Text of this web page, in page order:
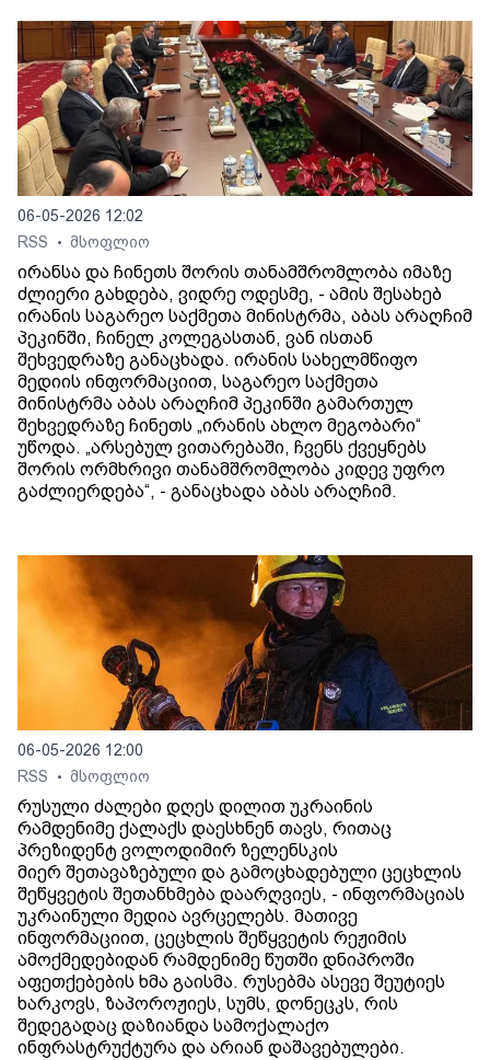
06-05-2026 12:02
RSS
• მსოფლიო
ირანსა და ჩინეთს შორის თანამშრომლობა იმაზე
ძლიერი გახდება, ვიდრე ოდესმე, - ამის შესახებ
ირანის საგარეო საქმეთა მინისტრმა, აბას არაღჩიმ
პეკინში, ჩინელ კოლეგასთან, ვან ისთან
შეხვედრაზე განაცხადა. ირანის სახელმწიფო
მედიის ინფორმაციით, საგარეო საქმეთა
მინისტრმა აბას არაღჩიმ პეკინში გამართულ
შეხვედრაზე ჩინეთს „ირანის ახლო მეგობარი“
უწოდა. „არსებულ ვითარებაში, ჩვენს ქვეყნებს
შორის ორმხრივი თანამშრომლობა კიდევ უფრო
გაძლიერდება“, - განაცხადა აბას არაღჩიმ.
06-05-2026 12:00
RSS
• მსოფლიო
რუსული ძალები დღეს დილით უკრაინის
რამდენიმე ქალაქს დაესხნენ თავს, რითაც
პრეზიდენტ ვოლოდიმირ ზელენსკის
მიერ შეთავაზებული და გამოცხადებული ცეცხლის
შეწყვეტის შეთანხმება დაარღვიეს, - ინფორმაციას
უკრაინული მედია ავრცელებს. მათივე
ინფორმაციით, ცეცხლის შეწყვეტის რეჟიმის
ამოქმედებიდან რამდენიმე წუთში დნიპროში
აფეთქებების ხმა გაისმა. რუსებმა ასევე შეუტიეს
ხარკოვს, ზაპოროჟიეს, სუმს, დონეცკს, რის
შედეგადაც დაზიანდა სამოქალაქო
ინფრასტრუქტურა და არიან დაშავებულები.